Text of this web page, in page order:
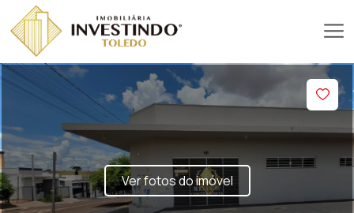
Ver fotos do imóvel